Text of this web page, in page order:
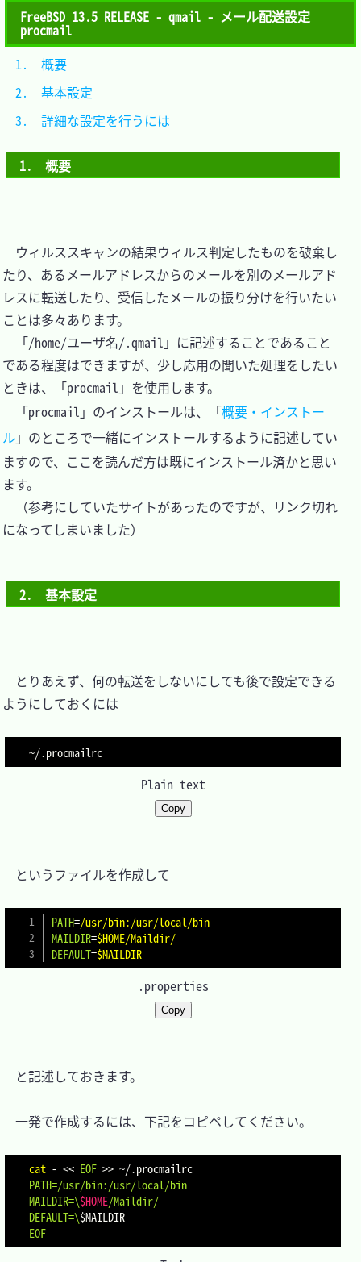
FreeBSD 13.5 RELEASE - qmail - メール配送設定
procmail
1.　概要
ウィルススキャンの結果ウィルス判定したものを破棄し
たり、あるメールアドレスからのメールを別のメールアド
レスに転送したり、受信したメールの振り分けを行いたい
ことは多々あります。
「/home/ユーザ名/.qmail」に記述することであること
である程度はできますが、少し応用の聞いた処理をしたい
ときは、「procmail」を使用します。
「procmail」のインストールは、「概要・インストー
ル 」のところで一緒にインストールするように記述してい
ますので、ここを読んだ方は既にインストール済かと思い
ます。
（参考にしていたサイトがあったのですが、リンク切れ
になってしまいました）
2.　基本設定
とりあえず、何の転送をしないにしても後で設定できる
ようにしておくには
Plain text
Copy
というファイルを作成して
PATH=/usr/bin:/usr/local/bin
MAILDIR=$HOME/Maildir/
DEFAULT=$MAILDIR
.properties
Copy
と記述しておきます。
一発で作成するには、下記をコピペしてください。
cat - << EOF >> ~/.procmailrc
PATH=/usr/bin:/usr/local/bin
MAILDIR=\$HOME/Maildir/
DEFAULT=\$MAILDIR
EOF